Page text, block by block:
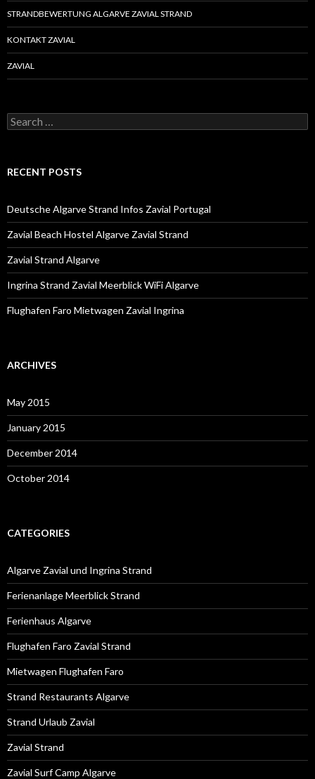
STRANDBEWERTUNG ALGARVE ZAVIAL STRAND
KONTAKT ZAVIAL
ZAVIAL
S
e
c
o
r
:
RECENT POSTS
Deutsche Algarve Strand Infos Zavial Portugal
Zavial Beach Hostel Algarve Zavial Strand
Zavial Strand Algarve
Ingrina Strand Zavial Meerblick WiFi Algarve
Flughafen Faro Mietwagen Zavial Ingrina
ARCHIVES
May 2015
January 2015
December 2014
October 2014
CATEGORIES
Algarve Zavial und Ingrina Strand
Ferienanlage Meerblick Strand
Ferienhaus Algarve
Flughafen Faro Zavial Strand
Mietwagen Flughafen Faro
Strand Restaurants Algarve
Strand Urlaub Zavial
Zavial Strand
Zavial Surf Camp Algarve